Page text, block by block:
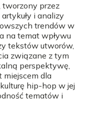
tworzony przez
i analizy
trendów w
na temat wpływu
tekstów utworów,
związane z tym
perspektywę,
miejscem dla
hip-hop w jej
tematów i